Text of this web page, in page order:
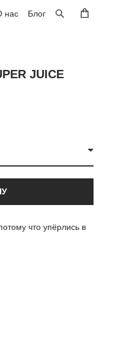
нас Блог
нас Блог
JUICE
что упёрлись в